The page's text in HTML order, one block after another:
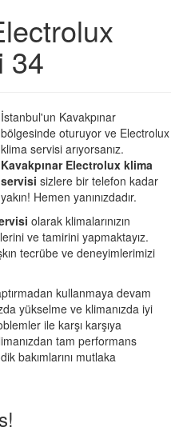
34
İstanbul'un Kavakpınar
bölgesinde oturuyor ve Electrolux
klima servisi arıyorsanız.
Kavakpınar Electrolux klima
servisi sizlere bir telefon kadar
yakın! Hemen yanınızdadır.
olarak klimalarınızın
ve tamirini yapmaktayız.
tecrübe ve deneyimlerimizi
kullanmaya devam
yükselme ve klimanızda iyi
ile karşı karşıya
tam performans
bakımlarını mutlaka